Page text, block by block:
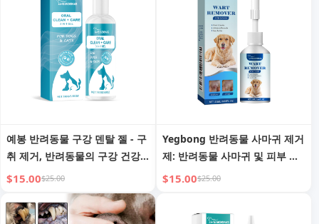
예봉 반려동물 구강 덴탈 젤 - 구
취 제거, 반려동물의 구강 건강
보호
$15.00$25.00
Yegbong 반려동물 사마귀 제거
제: 반려동물 사마귀 및 피부 태
그의 빠르고 통증 없는 제거
$15.00$25.00